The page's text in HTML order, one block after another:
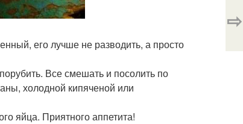
его лучше не разводить, а просто
Все смешать и посолить по
холодной кипяченой или
яйца. Приятного аппетита!
⇨